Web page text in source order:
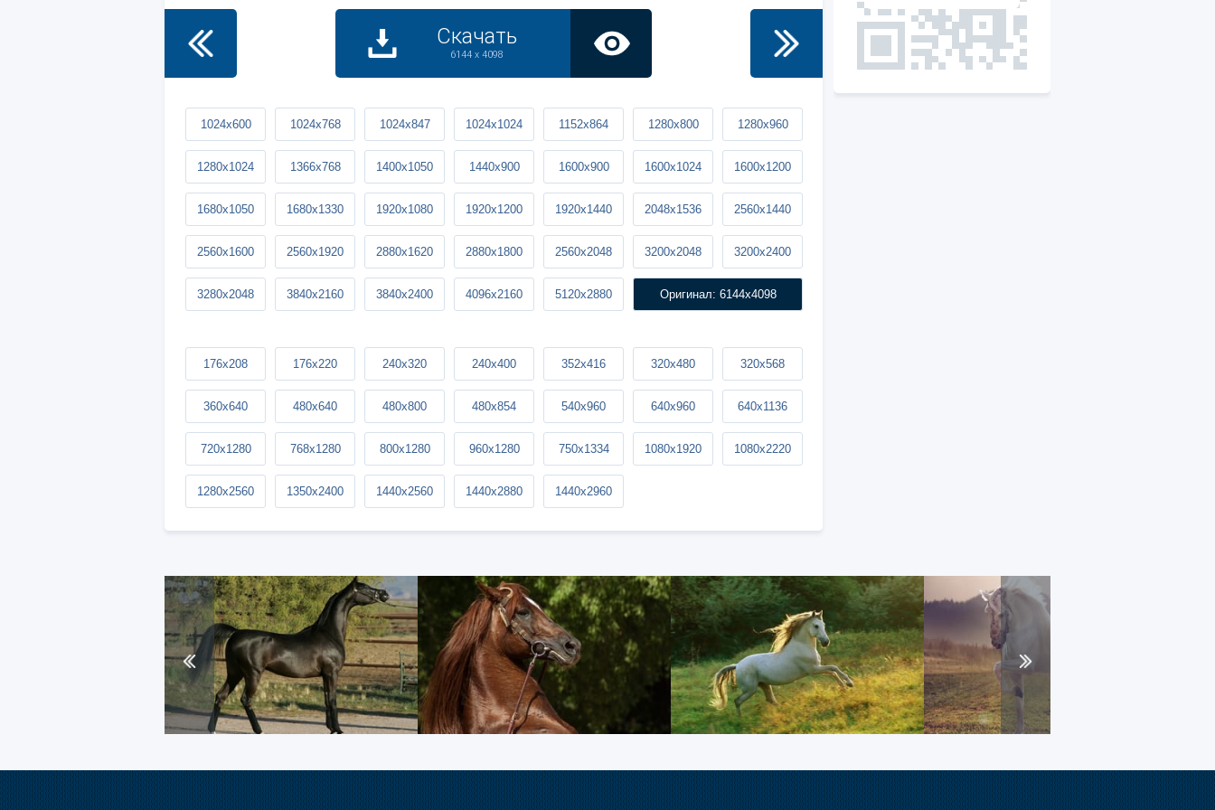
Скачать
6144 x 4098
1024x600 1024x768 1024x847 1024x1024 1152x864 1280x800 1280x960
1280x1024 1366x768 1400x1050 1440x900 1600x900 1600x1024 1600x1200
1680x1050 1680x1330 1920x1080 1920x1200 1920x1440 2048x1536 2560x1440
2560x1600 2560x1920 2880x1620 2880x1800 2560x2048 3200x2048 3200x2400
3280x2048 3840x2160 3840x2400 4096x2160 5120x2880 Оригинал: 6144x4098
176x208 176x220 240x320 240x400 352x416 320x480 320x568
360x640 480x640 480x800 480x854 540x960 640x960 640x1136
720x1280 768x1280 800x1280 960x1280 750x1334 1080x1920 1080x2220
1280x2560 1350x2400 1440x2560 1440x2880 1440x2960